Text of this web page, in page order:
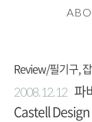
Review/필기구,
2008.12.12 파
Castell